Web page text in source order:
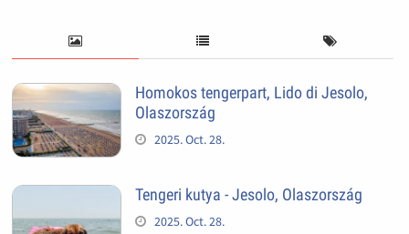
Homokos tengerpart, Lido di Jesolo,
Olaszország
2025. Oct. 28.
Tengeri kutya - Jesolo, Olaszország
2025. Oct. 28.